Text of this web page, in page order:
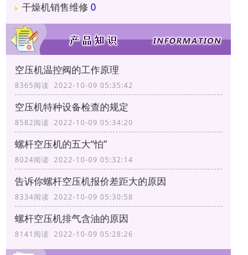
干燥机销售维修 0
空压机温控阀的工作原理
8365阅读 2022-10-09 05:35:42
空压机特种设备检查的规定
8582阅读 2022-10-09 05:34:20
螺杆空压机的五大“怕”
8024阅读 2022-10-09 05:32:14
告诉你螺杆空压机报价差距大的原因
8334阅读 2022-10-09 05:30:58
螺杆空压机排气含油的原因
8141阅读 2022-10-09 05:28:26